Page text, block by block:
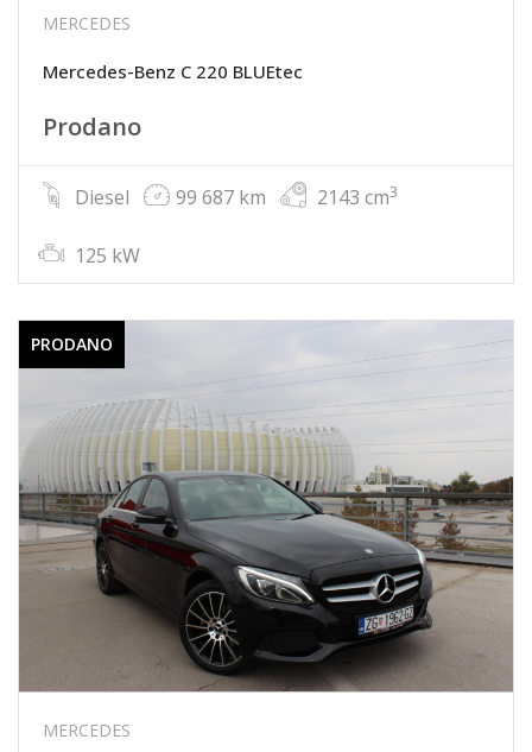
MERCEDES
Mercedes-Benz C 220 BLUEtec
Prodano
Diesel 99 687 km 2143 cm3
125 kW
PRODANO
MERCEDES